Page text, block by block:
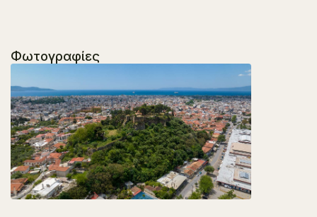
Φωτογραφίες